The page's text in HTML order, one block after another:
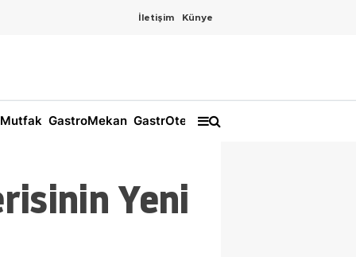
İletişim Künye
GastroMekan GastrOtel
Yeni